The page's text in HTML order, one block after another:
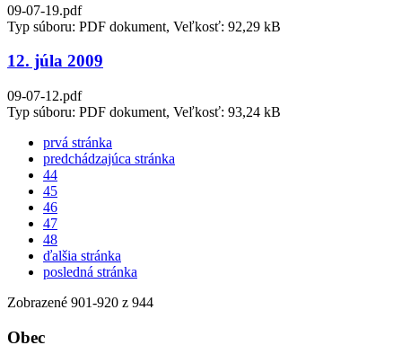
09-07-19.pdf
Typ súboru: PDF dokument, Veľkosť: 92,29 kB
12. júla 2009
09-07-12.pdf
Typ súboru: PDF dokument, Veľkosť: 93,24 kB
prvá stránka
predchádzajúca stránka
44
45
46
47
48
ďalšia stránka
posledná stránka
Zobrazené 901-920 z 944
Obec